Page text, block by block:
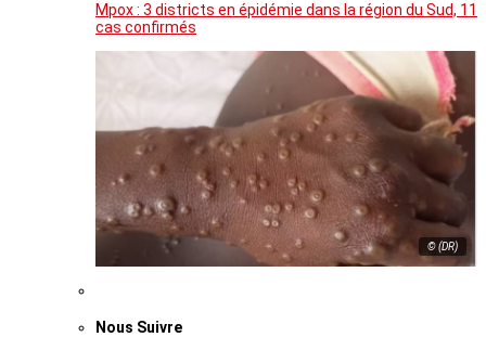
Mpox : 3 districts en épidémie dans la région du Sud, 11
cas confirmés
© (DR)
Nous Suivre